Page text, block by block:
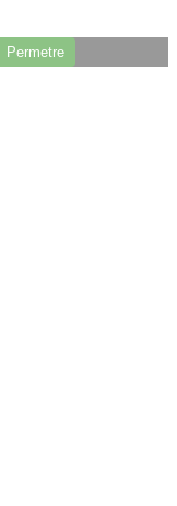
Permetre